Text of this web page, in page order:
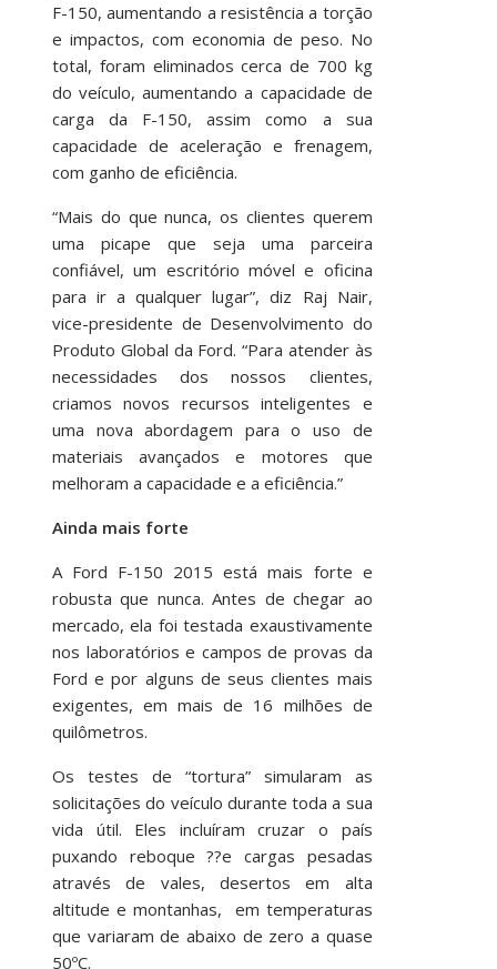
F-150, aumentando a resistência a torção
e impactos, com economia de peso. No
total, foram eliminados cerca de 700 kg
do veículo, aumentando a capacidade de
carga da F-150, assim como a sua
capacidade de aceleração e frenagem,
com ganho de eficiência.
“Mais do que nunca, os clientes querem
uma picape que seja uma parceira
confiável, um escritório móvel e oficina
para ir a qualquer lugar”, diz Raj Nair,
vice-presidente de Desenvolvimento do
Produto Global da Ford. “Para atender às
necessidades dos nossos clientes,
criamos novos recursos inteligentes e
uma nova abordagem para o uso de
materiais avançados e motores que
melhoram a capacidade e a eficiência.”
Ainda mais forte
A Ford F-150 2015 está mais forte e
robusta que nunca. Antes de chegar ao
mercado, ela foi testada exaustivamente
nos laboratórios e campos de provas da
Ford e por alguns de seus clientes mais
exigentes, em mais de 16 milhões de
quilômetros.
Os testes de “tortura” simularam as
solicitações do veículo durante toda a sua
vida útil. Eles incluíram cruzar o país
puxando reboque ??e cargas pesadas
através de vales, desertos em alta
altitude e montanhas, ­ em temperaturas
que variaram de abaixo de zero a quase
50ºC.